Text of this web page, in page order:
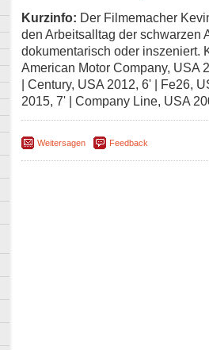
Kurzinfo: Der Filmemacher
den Arbeitsalltag der schwarzen
dokumentarisch oder inszeniert.
American Motor Company, USA
| Century, USA 2012, 6' | Fe26,
2015, 7' | Company Line, USA
Weitersagen Feedback